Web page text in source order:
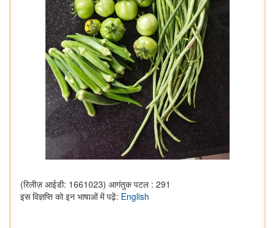
(रिलीज़ आईडी: 1661023) आगंतुक पटल : 291
इस विज्ञप्ति को इन भाषाओं में पढ़ें: English